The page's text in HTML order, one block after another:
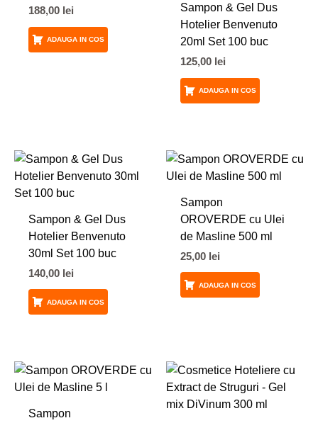
188,00 lei
ADAUGA IN COS
Sampon & Gel Dus
Hotelier Benvenuto
20ml Set 100 buc
125,00 lei
ADAUGA IN COS
Sampon & Gel Dus
Hotelier Benvenuto
30ml Set 100 buc
140,00 lei
ADAUGA IN COS
Sampon
OROVERDE cu Ulei
de Masline 500 ml
25,00 lei
ADAUGA IN COS
Sampon